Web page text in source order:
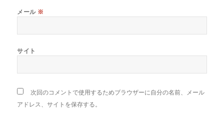
メール ※
サイト
次回のコメントで使用するためブラウザーに自分の名前、メール
アドレス、サイトを保存する。